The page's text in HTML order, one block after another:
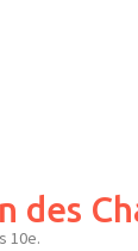
des
10e.